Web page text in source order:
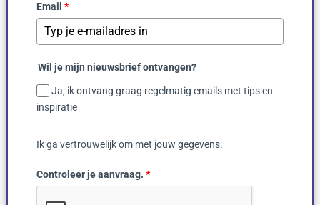
Email *
Wil je mijn nieuwsbrief ontvangen?
Ja, ik ontvang graag regelmatig emails met tips en
inspiratie
Ik ga vertrouwelijk om met jouw gegevens.
Controleer je aanvraag. *